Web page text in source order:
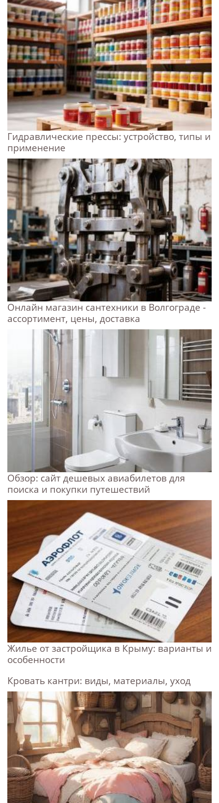
Гидравлические прессы: устройство, типы и
применение
Онлайн магазин сантехники в Волгограде -
ассортимент, цены, доставка
Обзор: сайт дешевых авиабилетов для
поиска и покупки путешествий
Жилье от застройщика в Крыму: варианты и
особенности
Кровать кантри: виды, материалы, уход